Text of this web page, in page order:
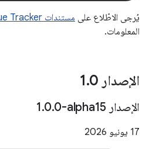
يُرجى الاطّلاع على مستندات Issue Tracker
المعلومات.
الإصدار 1 .0
الإصدار ‎1 .0.0-alpha15
‫17 يونيو 2026